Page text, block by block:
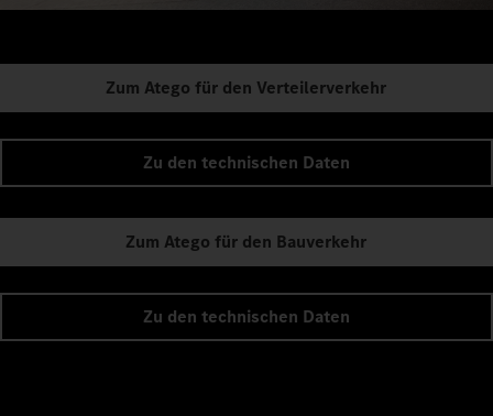
Zum Atego für den Verteilerverkehr
Zu den technischen Daten
Zum Atego für den Bauverkehr
Zu den technischen Daten